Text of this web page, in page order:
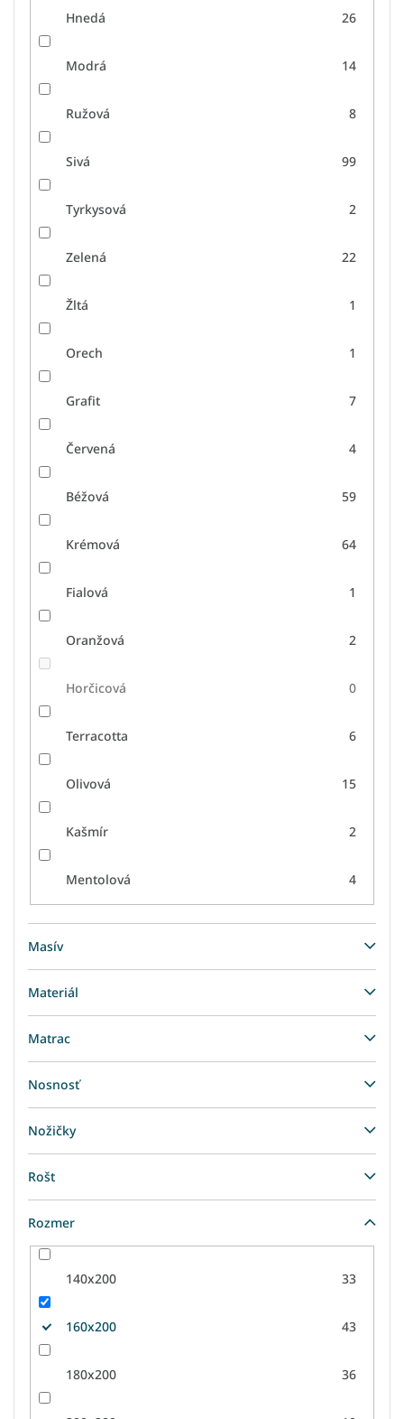
Hnedá 26
Modrá 14
Ružová 8
Sivá 99
Tyrkysová 2
Zelená 22
Žltá 1
Orech 1
Grafit 7
Červená 4
Béžová 59
Krémová 64
Fialová 1
Oranžová 2
Horčicová 0
Terracotta 6
Olivová 15
Kašmír 2
Mentolová 4
Masív
Materiál
Matrac
Nosnosť
Nožičky
Rošt
Rozmer
140x200 33
160x200 43
180x200 36